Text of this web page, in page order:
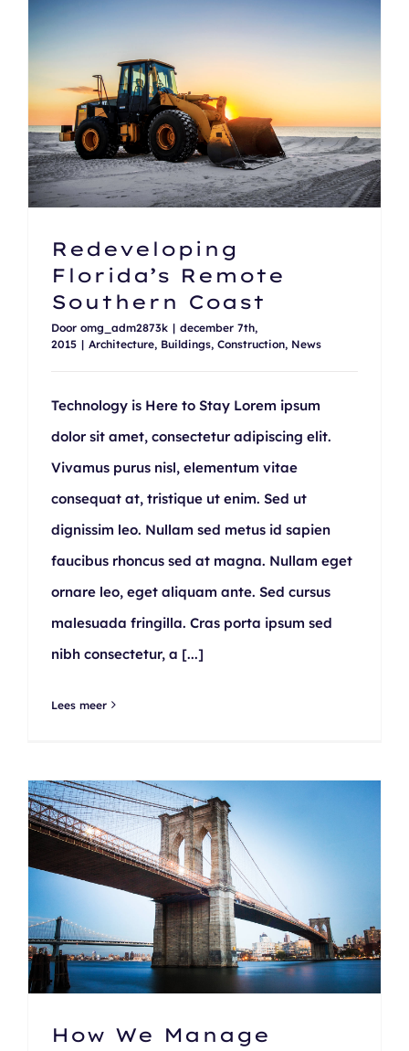
Redeveloping
Florida’s Remote
Southern Coast
Door omg_adm2873k | december 7th,
2015 | Architecture, Buildings, Construction, News
Technology is Here to Stay Lorem ipsum
dolor sit amet, consectetur adipiscing elit.
Vivamus purus nisl, elementum vitae
consequat at, tristique ut enim. Sed ut
dignissim leo. Nullam sed metus id sapien
faucibus rhoncus sed at magna. Nullam eget
ornare leo, eget aliquam ante. Sed cursus
malesuada fringilla. Cras porta ipsum sed
nibh consectetur, a [...]
Lees meer
How We Manage